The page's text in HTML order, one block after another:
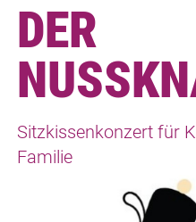
DER
Sitzkissenkonzert für
Familie